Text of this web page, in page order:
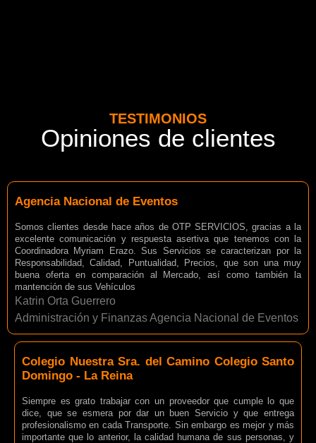
TESTIMONIOS
Opiniones de clientes
Agencia Nacional de Eventos
Somos clientes desde hace años de OTP SERVICIOS, gracias a la
excelente comunicación y respuesta asertiva que tenemos con la
Coordinadora Myriam Erazo. Sus Servicios se caracterizan por la
Responsabilidad, Calidad, Puntualidad, Precios, que son una muy
buena oferta en comparación al Mercado, así como también la
mantención de sus Vehículos
Katrin Orta Guerrero
Administración y Finanzas Agencia Nacional de Eventos
Colegio Nuestra Sra. del Camino Colegio Santo
Domingo - La Reina
Siempre es grato trabajar con un proveedor que cumple lo que
dice, que se esmera por dar un buen Servicio y que entrega
profesionalismo en cada Transporte. Sin embargo es mejor y más
importante que lo anterior, la calidad humana de sus personas, y